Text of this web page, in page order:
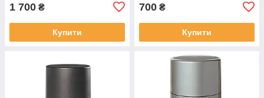
1 700 ₴
Купити
700 ₴
Купити